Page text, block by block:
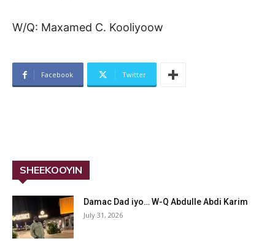
W/Q: Maxamed C. Kooliyoow
Facebook Twitter
SHEEKOOYIN
Damac Dad iyo… W-Q Abdulle Abdi Karim
July 31, 2026